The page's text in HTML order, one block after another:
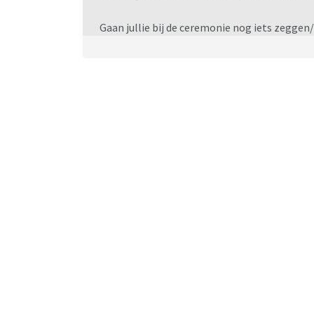
Gaan jullie bij de ceremonie nog iets